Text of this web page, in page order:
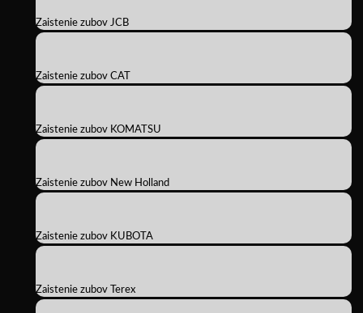
Zaistenie zubov JCB
Zaistenie zubov CAT
Zaistenie zubov KOMATSU
Zaistenie zubov New Holland
Zaistenie zubov KUBOTA
Zaistenie zubov Terex